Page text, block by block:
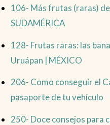
106- Más frutas (raras)
SUDAMÉRICA
128- Frutas raras: las
Uruápan | MÉXICO
206- Como conseguir el
pasaporte de tu vehículo
250- Doce consejos para